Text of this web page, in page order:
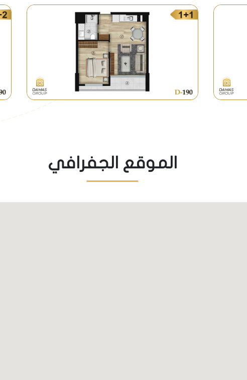
إلا أن إدارة المشروع ستقوم بتوفر ميني باص مخصص لنقل
المنطقة بشكل مميز، كما يوجد باصات تصل حتى ميدان تقسيم
إنشاء محطة مترو قيد الإنشاء ضمن ميدان اسنيورت الذي لايبعد
قيد الإنشاء والأسعار فيه تنافسية بشكل جيد جداً مقارنة
الموقع الجفرافي